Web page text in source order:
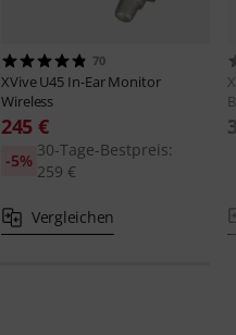
70
XViveU45 In-Ear Monitor
Wireless
245 €
30-Tage-Bestpreis:
259 €
-5%
Vergleichen